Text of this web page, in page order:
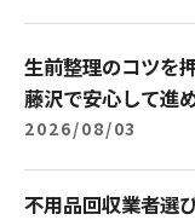
生前整理のコツを
藤沢で安心して進
2026/08/03
不用品回収業者選